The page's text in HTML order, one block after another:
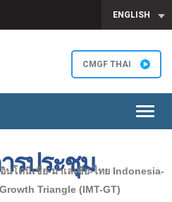
ENGLISH
CMGF THAI
รประชุม
โดนีเซีย-มาเลเซีย-ไทย Indonesia-
Triangle (IMT-GT)